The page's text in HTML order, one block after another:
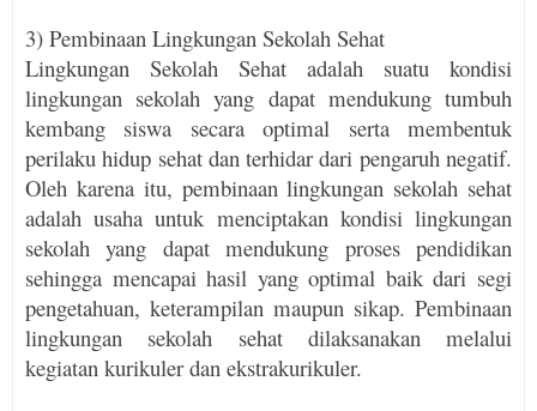
3) Pembinaan Lingkungan Sekolah Sehat
Lingkungan Sekolah Sehat adalah suatu kondisi
lingkungan sekolah yang dapat mendukung tumbuh
kembang siswa secara optimal serta membentuk
perilaku hidup sehat dan terhidar dari pengaruh negatif.
Oleh karena itu, pembinaan lingkungan sekolah sehat
adalah usaha untuk menciptakan kondisi lingkungan
sekolah yang dapat mendukung proses pendidikan
sehingga mencapai hasil yang optimal baik dari segi
pengetahuan, keterampilan maupun sikap. Pembinaan
lingkungan sekolah sehat dilaksanakan melalui
kegiatan kurikuler dan ekstrakurikuler.